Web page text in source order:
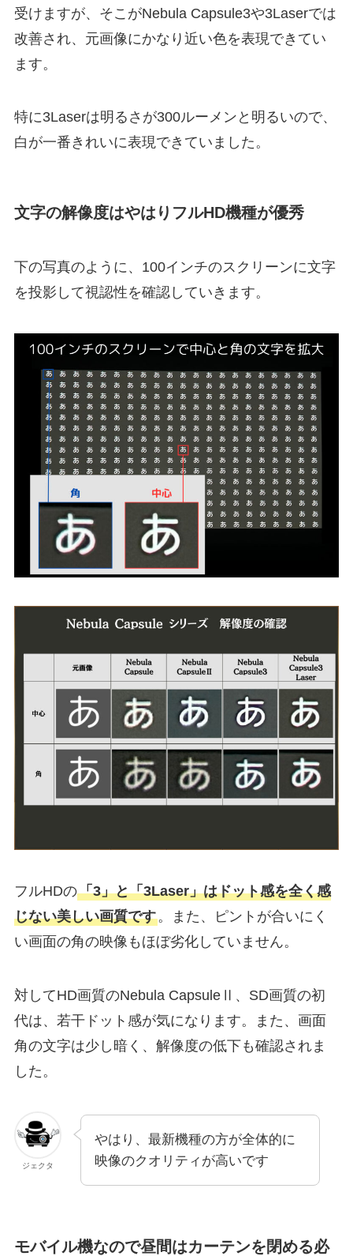
受けますが、そこがNebula Capsule3や3Laserでは
改善され、元画像にかなり近い色を表現できてい
ます。
特に3Laserは明るさが300ルーメンと明るいので、
白が一番きれいに表現できていました。
文字の解像度はやはりフルHD機種が優秀
下の写真のように、100インチのスクリーンに文字
を投影して視認性を確認していきます。
フルHDの「3」と「3Laser」はドット感を全く感
じない美しい画質です。また、ピントが合いにく
い画面の角の映像もほぼ劣化していません。
対してHD画質のNebula CapsuleⅡ、SD画質の初
代は、若干ドット感が気になります。また、画面
角の文字は少し暗く、解像度の低下も確認されま
した。
ジェクタ
やはり、最新機種の方が全体的に
映像のクオリティが高いです
モバイル機なので昼間はカーテンを閉める必